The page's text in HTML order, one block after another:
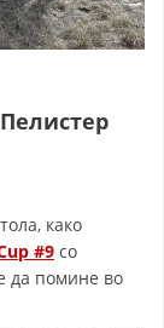
како
#9 со
да помине во